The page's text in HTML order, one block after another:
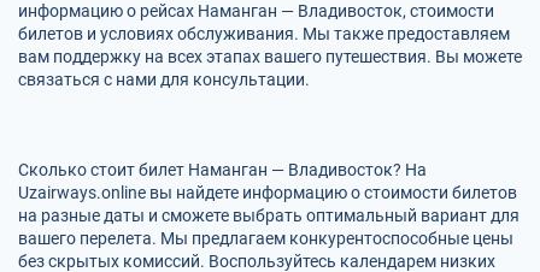
информацию о рейсах Наманган — Владивосток, стоимости
билетов и условиях обслуживания. Мы также предоставляем
вам поддержку на всех этапах вашего путешествия. Вы можете
связаться с нами для консультации.
Сколько стоит билет Наманган — Владивосток? На
Uzairways.online вы найдете информацию о стоимости билетов
на разные даты и сможете выбрать оптимальный вариант для
вашего перелета. Мы предлагаем конкурентоспособные цены
без скрытых комиссий. Воспользуйтесь календарем низких